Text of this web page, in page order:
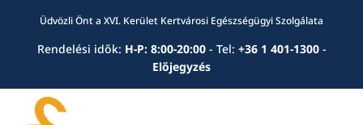
Üdvözli Önt a XVI. Kerület Kertvárosi Egészségügyi Szolgálata
Rendelési idők: H-P: 8:00-20:00 - Tel: +36 1 401-1300-
Előjegyzés